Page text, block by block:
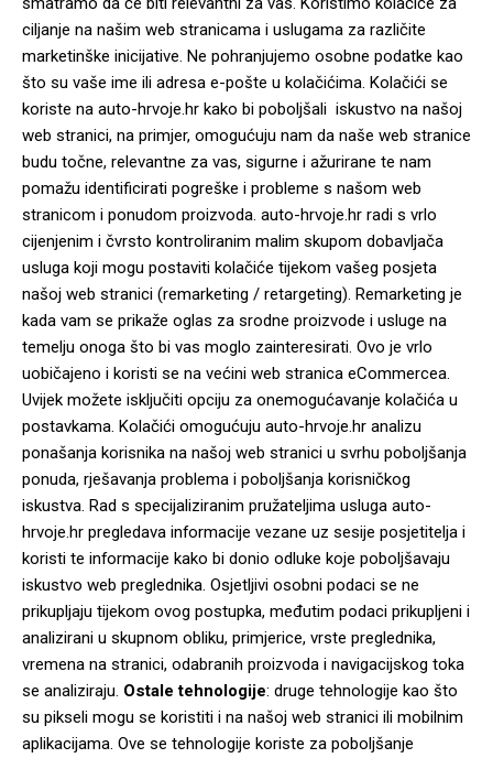
ciljanje na našim web stranicama i uslugama za različite
marketinške inicijative. Ne pohranjujemo osobne podatke kao
što su vaše ime ili adresa e-pošte u kolačićima. Kolačići se
koriste na auto-hrvoje.hr kako bi poboljšali iskustvo na našoj
web stranici, na primjer, omogućuju nam da naše web stranice
budu točne, relevantne za vas, sigurne i ažurirane te nam
pomažu identificirati pogreške i probleme s našom web
stranicom i ponudom proizvoda. auto-hrvoje.hr radi s vrlo
cijenjenim i čvrsto kontroliranim malim skupom dobavljača
usluga koji mogu postaviti kolačiće tijekom vašeg posjeta
našoj web stranici (remarketing / retargeting). Remarketing je
kada vam se prikaže oglas za srodne proizvode i usluge na
temelju onoga što bi vas moglo zainteresirati. Ovo je vrlo
uobičajeno i koristi se na većini web stranica eCommercea.
Uvijek možete isključiti opciju za onemogućavanje kolačića u
postavkama. Kolačići omogućuju auto-hrvoje.hr analizu
ponašanja korisnika na našoj web stranici u svrhu poboljšanja
ponuda, rješavanja problema i poboljšanja korisničkog
iskustva. Rad s specijaliziranim pružateljima usluga auto-
hrvoje.hr pregledava informacije vezane uz sesije posjetitelja i
koristi te informacije kako bi donio odluke koje poboljšavaju
iskustvo web preglednika. Osjetljivi osobni podaci se ne
prikupljaju tijekom ovog postupka, međutim podaci prikupljeni i
analizirani u skupnom obliku, primjerice, vrste preglednika,
vremena na stranici, odabranih proizvoda i navigacijskog toka
se analiziraju. Ostale tehnologije: druge tehnologije kao što
su pikseli mogu se koristiti i na našoj web stranici ili mobilnim
aplikacijama. Ove se tehnologije koriste za poboljšanje